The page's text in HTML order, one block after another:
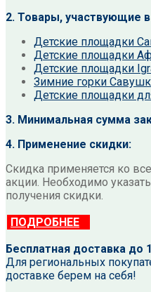
2. Товары, участвующие
Детские площадки
Детские площадки
Детские площадки
Зимние горки
Детские площадки
3. Минимальная сумма
4. Применение скидки:
Скидка применяется ко
акции. Необходимо
получения скидки.
ПОДРОБНЕЕ
Бесплатная доставка
Для региональных
доставке берем на себя!